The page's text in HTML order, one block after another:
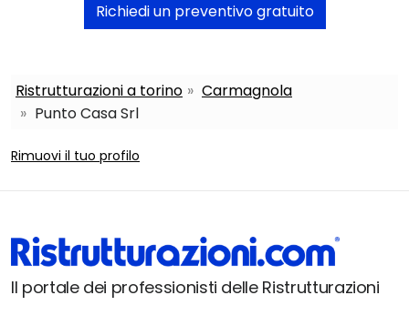
Richiedi un preventivo gratuito
Ristrutturazioni a torino
Carmagnola
Punto Casa Srl
Rimuovi il tuo profilo
Il portale dei professionisti delle Ristrutturazioni